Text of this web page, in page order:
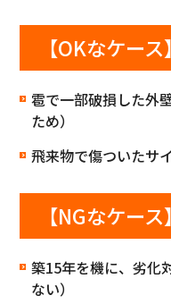
【OKなケース】
雹で一部破損した外
ため）
飛来物で傷ついたサ
【NGなケース】
築15年を機に、劣化
ない）